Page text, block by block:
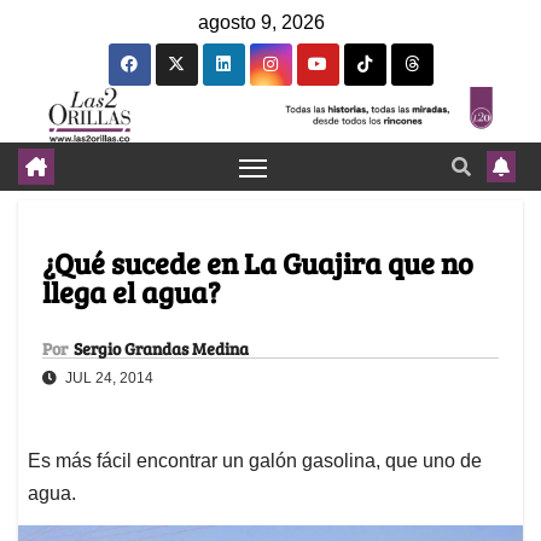
agosto 9, 2026
¿Qué sucede en La Guajira que no
llega el agua?
Por Sergio Grandas Medina
JUL 24, 2014
Es más fácil encontrar un galón gasolina, que uno de
agua.